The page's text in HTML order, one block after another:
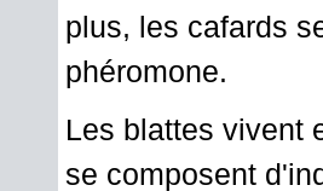
plus, les cafards
phéromone.
Les blattes vivent
se composent